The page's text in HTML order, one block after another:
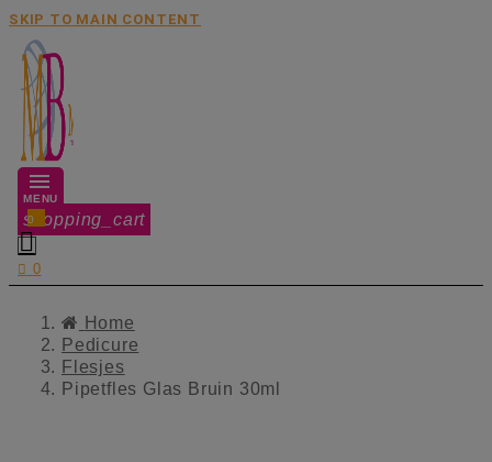
SKIP TO MAIN CONTENT
MENU
shopping_cart
0

 0
Home
Pedicure
Flesjes
Pipetfles Glas Bruin 30ml